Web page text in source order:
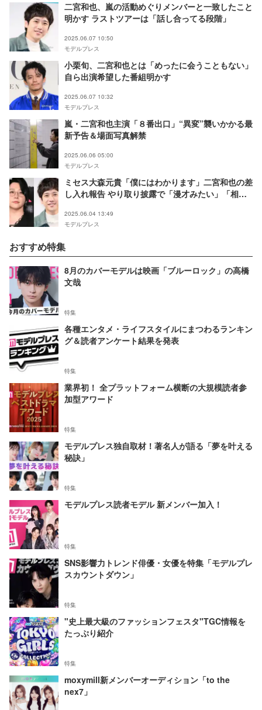
二宮和也、嵐の活動めぐりメンバーと一致したこと
明かす ラストツアーは「話し合ってる段階」
2025.06.07 10:50
モデルプレス
小栗旬、二宮和也とは「めったに会うこともない」
自ら出演希望した番組明かす
2025.06.07 10:32
モデルプレス
嵐・二宮和也主演「８番出口」“異変”襲いかかる最
新予告＆場面写真解禁
2025.06.06 05:00
モデルプレス
ミセス大森元貴「僕にはわかります」二宮和也の差
し入れ報告 やり取り披露で「漫才みたい」「相思
2025.06.04 13:49
モデルプレス
おすすめ特集
8月のカバーモデルは映画「ブルーロック」の高橋
文哉
特集
各種エンタメ・ライフスタイルにまつわるランキン
グ＆読者アンケート結果を発表
特集
業界初！ 全プラットフォーム横断の大規模読者参
加型アワード
特集
モデルプレス独自取材！著名人が語る「夢を叶える
秘訣」
特集
モデルプレス読者モデル 新メンバー加入！
特集
SNS影響力トレンド俳優・女優を特集「モデルプレ
スカウントダウン」
特集
"史上最大級のファッションフェスタ"TGC情報を
たっぷり紹介
特集
moxymill新メンバーオーディション「to the
nex7」